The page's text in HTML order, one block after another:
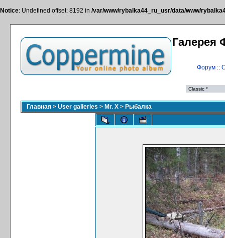
Notice: Undefined offset: 8192 in /var/www/rybalka44_ru_usr/data/www/
Галерея
Форум::
Главная > User galleries > Mr. X > Рыбалка